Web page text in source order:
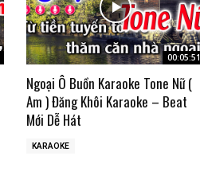
00:05:51
Ngoại Ô Buồn Karaoke Tone Nữ (
Am ) Đăng Khôi Karaoke – Beat
Mới Dễ Hát
KARAOKE